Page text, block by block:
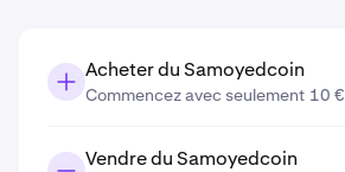
Acheter du Samoyedcoin
Commencez avec seulement 10 €
Vendre du Samoyedcoin